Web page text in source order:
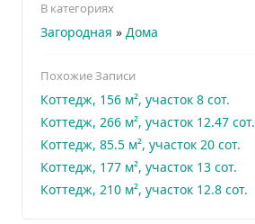
В категориях
Загородная » Дома
Похожие Записи
Коттедж, 156 м², участок 8 сот.
Коттедж, 266 м², участок 12.47 сот.
Коттедж, 85.5 м², участок 20 сот.
Коттедж, 177 м², участок 13 сот.
Коттедж, 210 м², участок 12.8 сот.